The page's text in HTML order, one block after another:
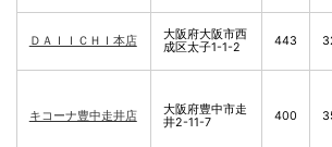
ＤＡＩＩＣＨＩ本店
大阪府大阪市西
成区太子1-1-2
443
キコーナ豊中走井店
大阪府豊中市走
井2-11-7
400